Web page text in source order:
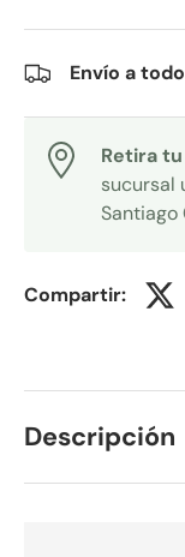
Envío a
Retira
sucursal
Santiago
Compartir:
Descripción